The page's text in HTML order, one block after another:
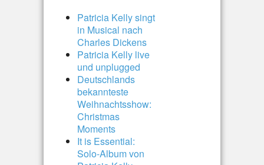
Patricia Kelly singt
in Musical nach
Charles Dickens
Patricia Kelly live
und unplugged
Deutschlands
bekannteste
Weihnachtsshow:
Christmas
Moments
It is Essential:
Solo-Album von